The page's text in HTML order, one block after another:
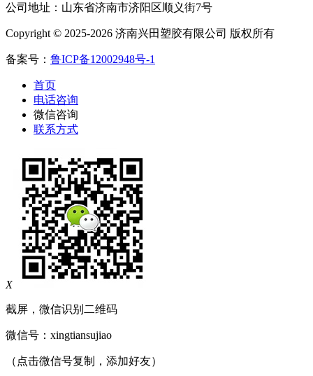
公司地址：山东省济南市济阳区顺义街7号
Copyright © 2025-2026 济南兴田塑胶有限公司 版权所有
备案号： 鲁ICP备12002948号-1
首页
电话咨询
微信咨询
联系方式
X
截屏，微信识别二维码
微信号： xingtiansujiao
（点击微信号复制，添加好友）